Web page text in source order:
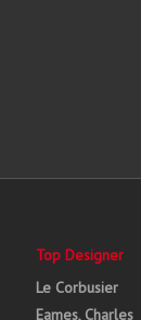
Top Designer
Le Corbusier
Eames, Charles